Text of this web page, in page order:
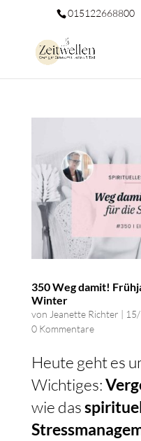
015122668800
350 Weg damit!
Winter
von Jeanette Richter |
0 Kommentare
Heute geht es
Wichtiges:
wie das